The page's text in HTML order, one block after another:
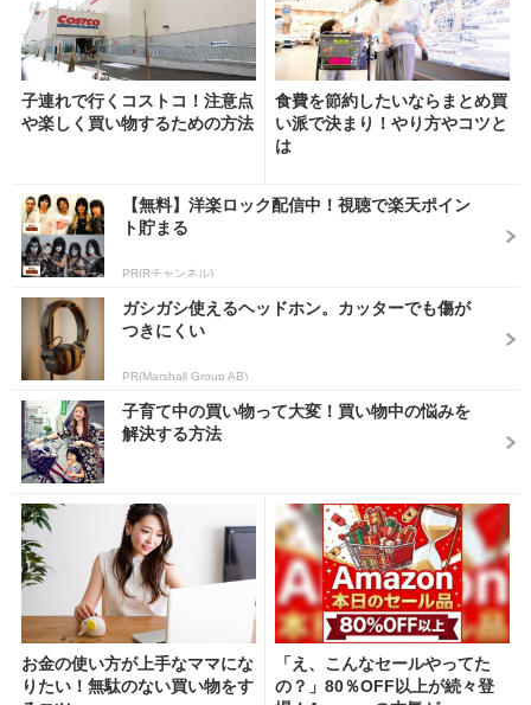
子連れで行くコストコ！注意点
や楽しく買い物するための方法
食費を節約したいならまとめ買
い派で決まり！やり方やコツと
は
【無料】洋楽ロック配信中！視聴で楽天ポイン
ト貯まる
PR(Rチャンネル)
ガシガシ使えるヘッドホン。カッターでも傷が
つきにくい
PR(Marshall Group AB)
子育て中の買い物って大変！買い物中の悩みを
解決する方法
お金の使い方が上手なママにな
りたい！無駄のない買い物をす
「え、こんなセールやってた
の？」80％OFF以上が続々登